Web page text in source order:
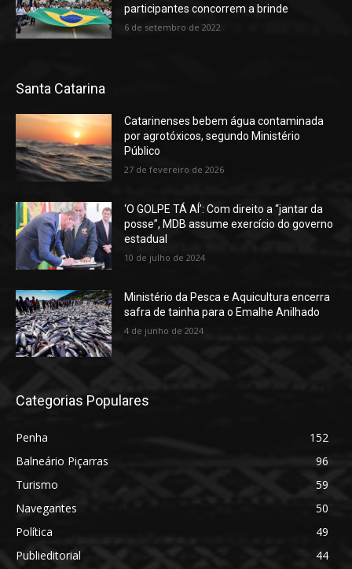
participantes concorrem a brinde
6 de setembro de 2022
Santa Catarina
Catarinenses bebem água contaminada
por agrotóxicos, segundo Ministério
Público
27 de fevereiro de 2026
‘O GOLPE TÁ AÍ’: Com direito a “jantar da
posse”, MDB assume exercício do governo
estadual
10 de julho de 2024
Ministério da Pesca e Aquicultura encerra
safra de tainha para o Emalhe Anilhado
4 de junho de 2024
Categorias Populares
Penha
152
Balneário Piçarras
96
Turismo
59
Navegantes
50
Política
49
Publieditorial
44